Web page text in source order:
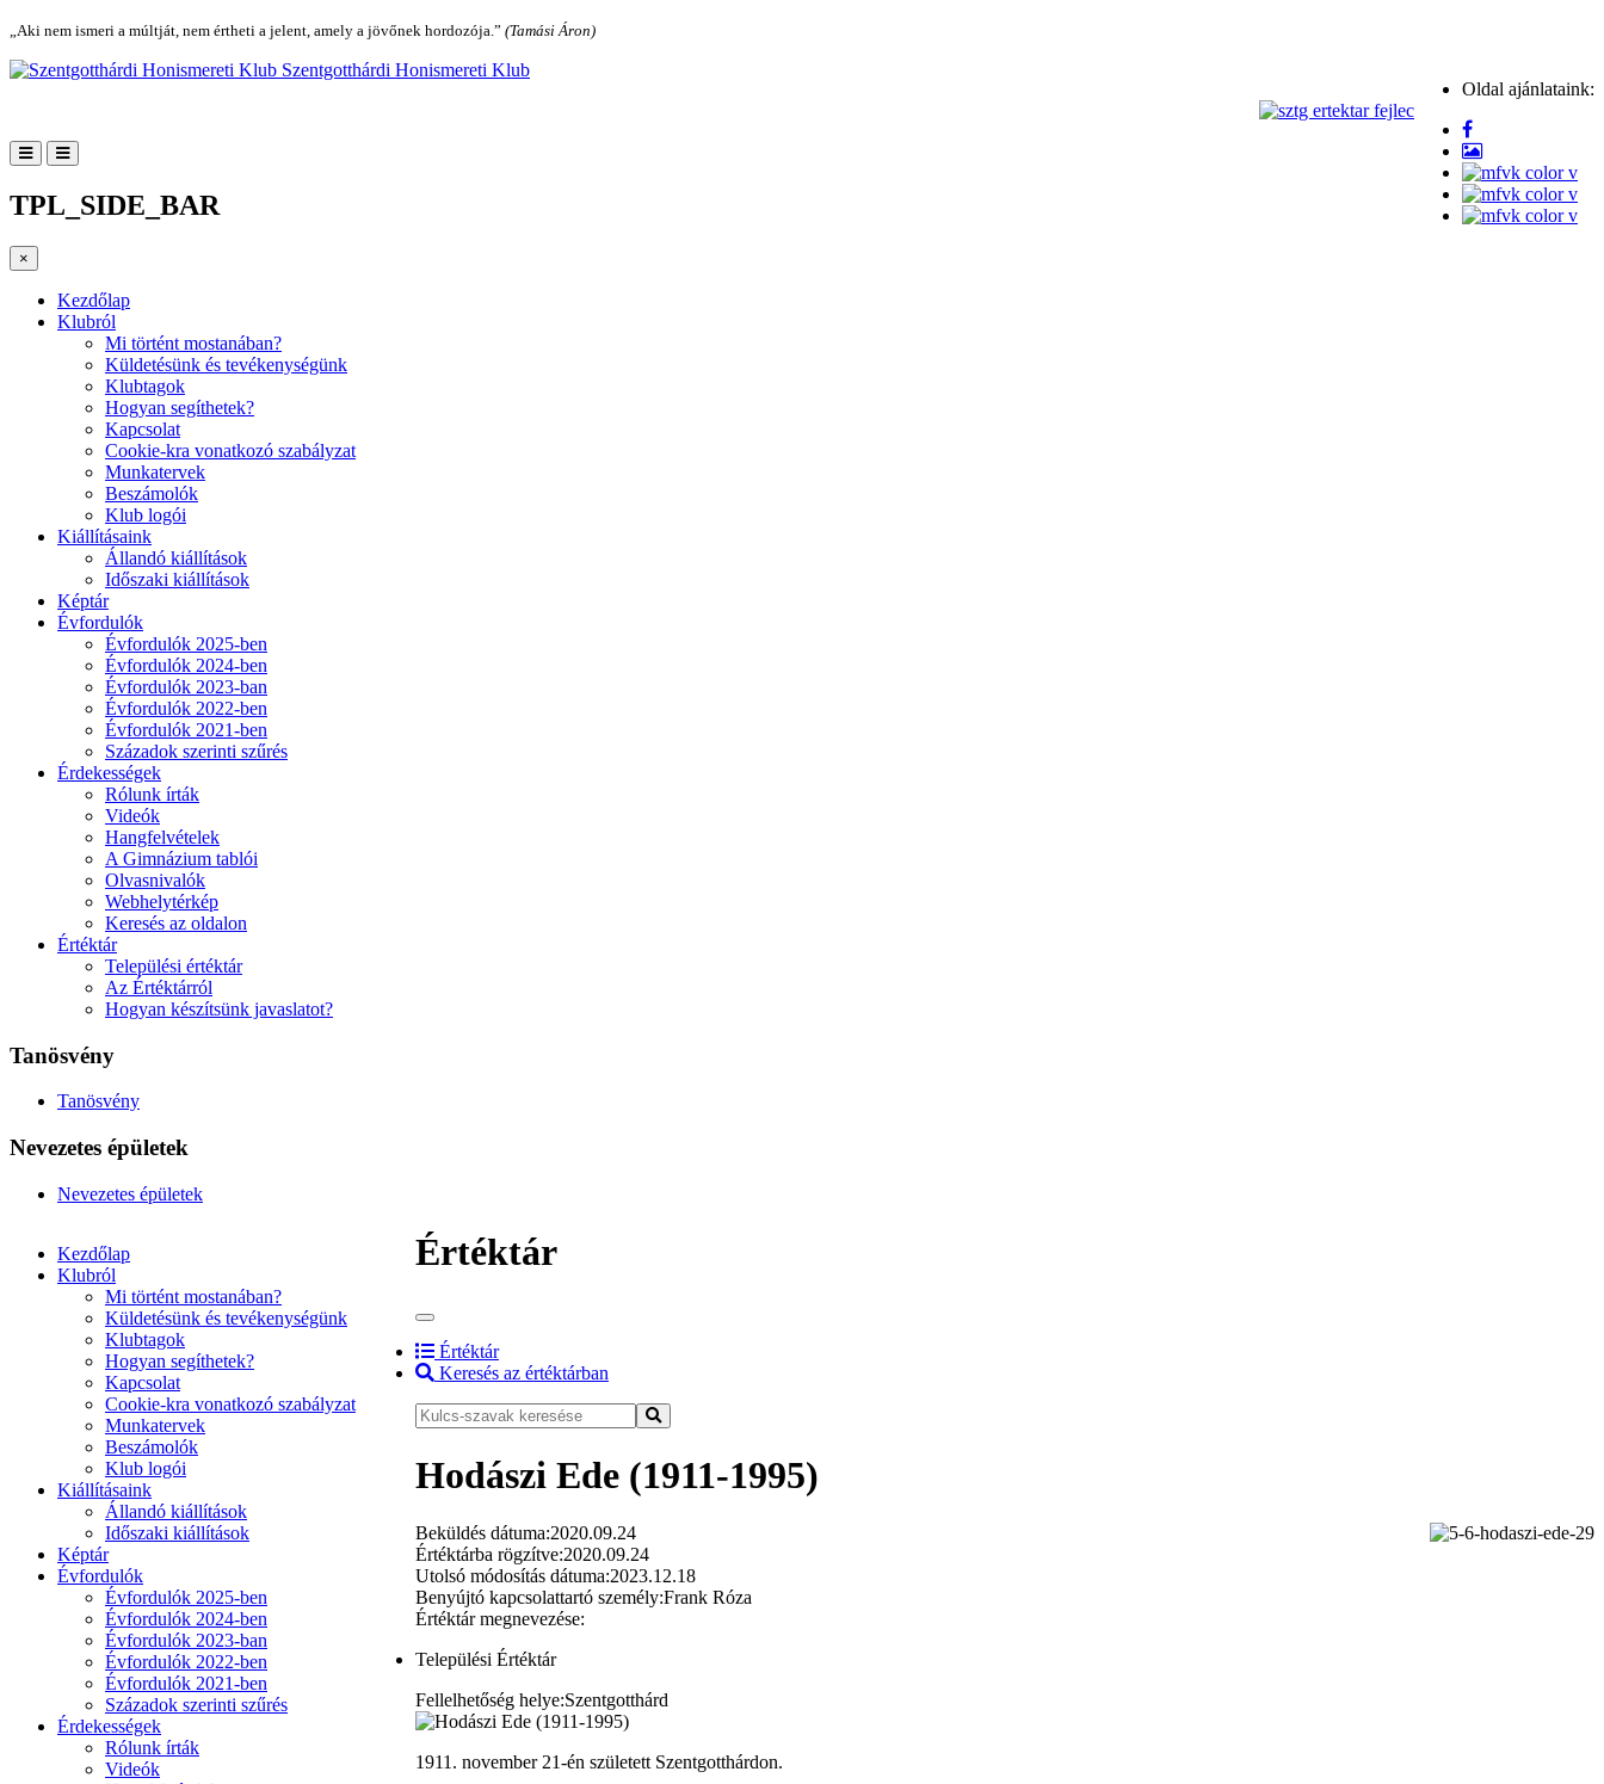
„Aki nem ismeri a múltját, nem értheti a jelent, amely a jövőnek hordozója.” (Tamási Áron)
Oldal ajánlataink:
Szentgotthárdi Honismereti Klub
TPL_SIDE_BAR
×
Kezdőlap
Klubról
Mi történt mostanában?
Küldetésünk és tevékenységünk
Klubtagok
Hogyan segíthetek?
Kapcsolat
Cookie-kra vonatkozó szabályzat
Munkatervek
Beszámolók
Klub logói
Kiállításaink
Állandó kiállítások
Időszaki kiállítások
Képtár
Évfordulók
Évfordulók 2025-ben
Évfordulók 2024-ben
Évfordulók 2023-ban
Évfordulók 2022-ben
Évfordulók 2021-ben
Századok szerinti szűrés
Érdekességek
Rólunk írták
Videók
Hangfelvételek
A Gimnázium tablói
Olvasnivalók
Webhelytérkép
Keresés az oldalon
Értéktár
Települési értéktár
Az Értéktárról
Hogyan készítsünk javaslatot?
Tanösvény
Tanösvény
Nevezetes épületek
Nevezetes épületek
Kezdőlap
Klubról
Mi történt mostanában?
Küldetésünk és tevékenységünk
Klubtagok
Hogyan segíthetek?
Kapcsolat
Cookie-kra vonatkozó szabályzat
Munkatervek
Beszámolók
Klub logói
Kiállításaink
Állandó kiállítások
Időszaki kiállítások
Képtár
Évfordulók
Évfordulók 2025-ben
Évfordulók 2024-ben
Évfordulók 2023-ban
Évfordulók 2022-ben
Évfordulók 2021-ben
Századok szerinti szűrés
Érdekességek
Rólunk írták
Videók
Értéktár
Értéktár
Keresés az értéktárban
Hodászi Ede (1911-1995)
Beküldés dátuma:2020.09.24
Értéktárba rögzítve:2020.09.24
Utolsó módosítás dátuma:2023.12.18
Benyújtó kapcsolattartó személy:Frank Róza
Értéktár megnevezése:
Települési Értéktár
Fellelhetőség helye:Szentgotthárd
1911. november 21-én született Szentgotthárdon.